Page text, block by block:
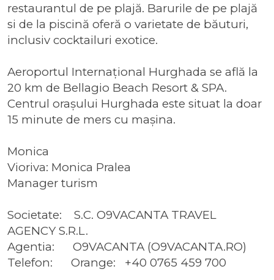
restaurantul de pe plajă. Barurile de pe plajă
si de la piscină oferă o varietate de băuturi,
inclusiv cocktailuri exotice.
Aeroportul Internațional Hurghada se află la
20 km de Bellagio Beach Resort & SPA.
Centrul orașului Hurghada este situat la doar
15 minute de mers cu mașina.
Monica
Vioriva: Monica Pralea
Manager turism
Societate: S.C. O9VACANTA TRAVEL
AGENCY S.R.L.
Agentia: O9VACANTA (O9VACANTA.RO)
Telefon: Orange: +40 0765 459 700